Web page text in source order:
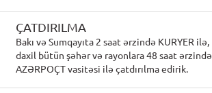
ÇATDIRILMA
Bakı və Sumqayıta 2 saat ərzində KURYER ilə,
daxil bütün şəhər və rayonlara 48 saat ərzində
AZƏRPOÇT vasitəsi ilə çatdırılma edirik.